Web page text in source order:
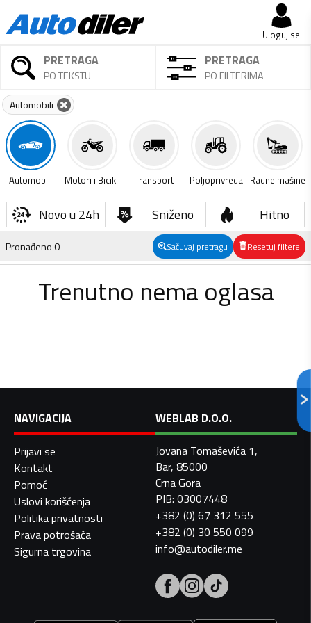
Uloguj se
PRETRAGA
PO TEKSTU
PRETRAGA
PO FILTERIMA
Automobili
Automobili Motori i Bicikli Transport Poljoprivreda Radne mašine
Novo u 24h Sniženo Hitno
Pronađeno0 Sačuvaj pretragu Resetuj filtere
Trenutno nema oglasa
NAVIGACIJA
Prijavi se
Kontakt
Pomoć
Uslovi korišćenja
Politika privatnosti
Prava potrošača
Sigurna trgovina
WEBLAB D.O.O.
Jovana Tomaševića 1,
Bar, 85000
Crna Gora
PIB: 03007448
+382 (0) 67 312 555
+382 (0) 30 550 099
info@autodiler.me